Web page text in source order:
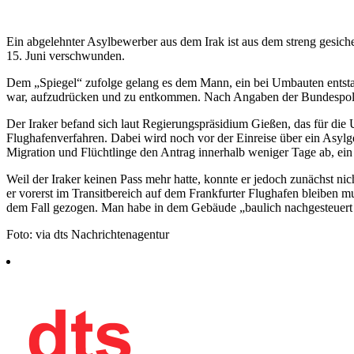
Ein abgelehnter Asylbewerber aus dem Irak ist aus dem streng
15. Juni verschwunden.
Dem „Spiegel“ zufolge gelang es dem Mann, ein bei Umbauten
war, aufzudrücken und zu entkommen. Nach Angaben der
Der Iraker befand sich laut Regierungspräsidium Gießen, das für die
Flughafenverfahren. Dabei wird noch vor der Einreise über ein
Migration und Flüchtlinge den Antrag innerhalb weniger Tage ab,
Weil der Iraker keinen Pass mehr hatte, konnte er jedoch zunächst
er vorerst im Transitbereich auf dem Frankfurter Flughafen bleiben
dem Fall gezogen. Man habe in dem Gebäude „baulich
Foto: via dts Nachrichtenagentur